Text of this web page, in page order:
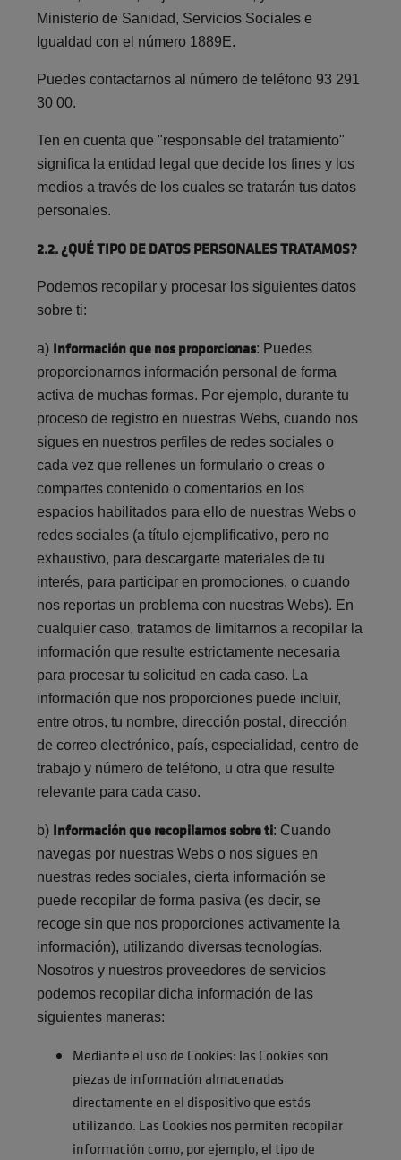
Ministerio de Sanidad, Servicios Sociales e
Igualdad con el número 1889E.
Puedes contactarnos al número de teléfono 93 291
30 00.
Ten en cuenta que "responsable del tratamiento"
significa la entidad legal que decide los fines y los
medios a través de los cuales se tratarán tus datos
personales.
2.2. ¿QUÉ TIPO DE DATOS PERSONALES TRATAMOS?
Podemos recopilar y procesar los siguientes datos
sobre ti:
a) Información que nos proporcionas: Puedes
proporcionarnos información personal de forma
activa de muchas formas. Por ejemplo, durante tu
proceso de registro en nuestras Webs, cuando nos
sigues en nuestros perfiles de redes sociales o
cada vez que rellenes un formulario o creas o
compartes contenido o comentarios en los
espacios habilitados para ello de nuestras Webs o
redes sociales (a título ejemplificativo, pero no
exhaustivo, para descargarte materiales de tu
interés, para participar en promociones, o cuando
nos reportas un problema con nuestras Webs). En
cualquier caso, tratamos de limitarnos a recopilar la
información que resulte estrictamente necesaria
para procesar tu solicitud en cada caso. La
información que nos proporciones puede incluir,
entre otros, tu nombre, dirección postal, dirección
de correo electrónico, país, especialidad, centro de
trabajo y número de teléfono, u otra que resulte
relevante para cada caso.
b) Información que recopilamos sobre ti: Cuando
navegas por nuestras Webs o nos sigues en
nuestras redes sociales, cierta información se
puede recopilar de forma pasiva (es decir, se
recoge sin que nos proporciones activamente la
información), utilizando diversas tecnologías.
Nosotros y nuestros proveedores de servicios
podemos recopilar dicha información de las
siguientes maneras:
Mediante el uso de Cookies: las Cookies son
piezas de información almacenadas
directamente en el dispositivo que estás
utilizando. Las Cookies nos permiten recopilar
información como, por ejemplo, el tipo de